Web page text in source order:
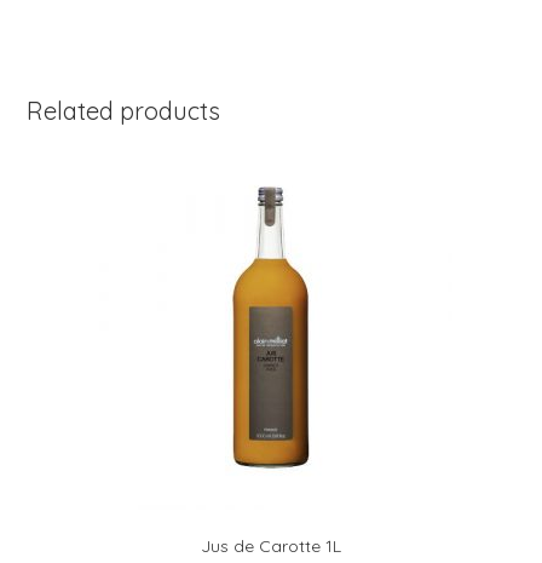
Related products
Jus de Carotte 1L